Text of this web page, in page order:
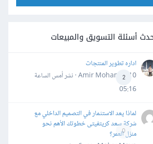
أسئلة التسويق والمبيعات
2
اداره تطوير المنتجات
Amir Mohamed10 · نشر
أمس الساعة
05:16
0
لماذا يعد الاستثمار في التصميم الداخلي مع
شركة سعد كريتفيتى خطوتك الأهم نحو
منزل العمر؟